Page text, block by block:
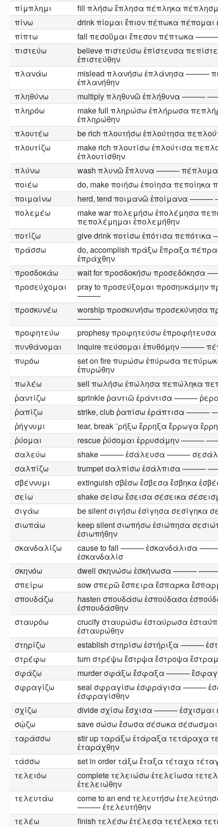
πίμπλημι
fill πλήσω ἔπλησα πέπληκα
πίνω
drink πίομαι ἔπιον πέπωκα πέπομαι
πίπτω
fall πεσοῦμαι ἔπεσον πέπτωκα
πιστεύω
believe πιστεύσω ἐπίστευσα
ἐπιστεύθην
πλανάω
mislead πλανήσω ἐπλάνησα ———
ἐπλανήθην
πληθύνω
multiply πληθυνῶ ἐπλήθυνα ———
πληρόω
make full πληρώσω ἐπλήρωσα
ἐπληρώθην
πλουτέω
be rich πλουτήσω ἐπλούτησα
πλουτίζω
make rich πλουτίσω ἐπλούτισα
ἐπλουτίσθην
πλύνω
wash πλυνῶ ἔπλυνα ———
ποιέω
do, make ποιήσω ἐποίησα πεποίηκα
ποιμαίνω
herd, tend ποιμανῶ ἐποίμανα
πολεμέω
make war πολεμήσω ἐπολέμησα
πεπολέμημαι ἐπολεμήθην
ποτίζω
give drink ποτίσω ἐπότισα
πράσσω
do, accomplish πράξω ἔπραξα
ἐπράχθην
προσδοκάω
wait for προσδοκήσω
προσεύχομαι
pray to προσεύξομαι
———
προσκυνέω
worship προσκυνήσω προσεκύνησα
———
προφητεύω
prophesy προφητεύσω
πυνθάνομαι
inquire πεύσομαι ἐπυθόμην ———
πυρόω
set on fire πυρώσω ἐπύρωσα
ἐπυρώθην
πωλέω
sell πωλήσω ἐπώλησα πεπώληκα
ῥαντίζω
sprinkle ῥαντιῶ ἐράντισα ———
ῥαπίζω
strike, club ῥαπίσω ἐράπτισα
ῥήγνυμι
tear, break ¨ρήξω ἔρρηξα ἔρρωγα
ῥύομαι
rescue ῥύσομαι ἐρρυσάμην ———
σαλεύω
shake ——— ἐσάλευσα ———
σαλπίζω
trumpet σαλπίσω ἐσάλπισα
σβέννυμι
extinguish σβἐσω ἔσβεσα ἔσβηκα
σείω
shake σείσω ἔσεισα σέσεικα
σιγάω
be silent σιγήσω ἐσίγησα σεσίγηκα
σιωπάω
keep silent σιωπήσω ἐσιώπησα
ἐσιωπήθην
σκανδαλίζω
cause to fall ——— ἐσκανδάλισα
ἐσκανδαλίσ
σκηνόω
dwell σκηνώσω ἐσκήνωσα ———
σπείρω
sow σπερῶ ἔσπειρα ἔσπαρκα
σπουδάζω
hasten σπουδάσω ἐσπούδασα
ἐσπουδάσθην
σταυρόω
crucify σταυρώσω ἐσταύρωσα
ἐσταυρώθην
στηρίζω
establish στηρίσω ἐστήριξα ———
στρέφω
turn στρέψω ἔστρψα ἔστροψα
σφάζω
murder σφάξω ἔσφαξα ———
σφραγίζω
seal σφραγίσω ἐσφράγισα ———
ἐσφραγίσθην
σχίζω
divide σχίσω ἔσχισα ——— ἐσχισμαι
σῴζω
save σώσω ἔσωσα σέσωκα
ταράσσω
stir up ταράξω ἐτάραξα τετάραχα
ἐταράχθην
τάσσω
set in order τάξω ἔταξα τέταχα
τελειόω
complete τελειώσω ἐτελείωσα
ἐτελειώθην
τελευτάω
come to an end τελευτήσω
——— ἐτελευτήθην
τελέω
finish τελέσω ἐτέλεσα τετέλεκα